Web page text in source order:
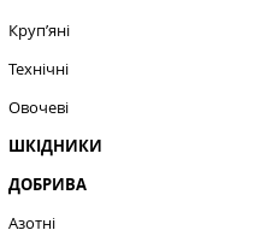
Круп’яні
Технічні
Овочеві
ШКІДНИКИ
ДОБРИВА
Азотні